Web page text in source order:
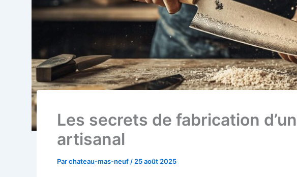
Les secrets de fabrication
artisanal
Parchateau-mas-neuf / 25 août 2025